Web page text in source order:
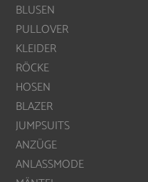
BLUSEN
PULLOVER
KLEIDER
RÖCKE
HOSEN
BLAZER
JUMPSUITS
ANZÜGE
ANLASSMODE